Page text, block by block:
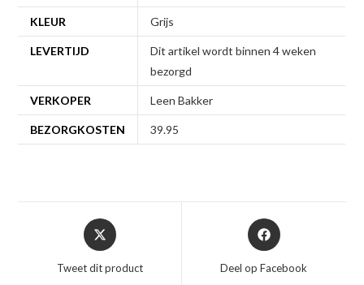
KLEUR Grijs
LEVERTIJD
Dit artikel wordt binnen 4 weken
bezorgd
VERKOPER Leen Bakker
BEZORGKOSTEN 39.95
Opent
in
nieuw
Tweet dit product
Opent
in
nieuw
Deel op Facebook